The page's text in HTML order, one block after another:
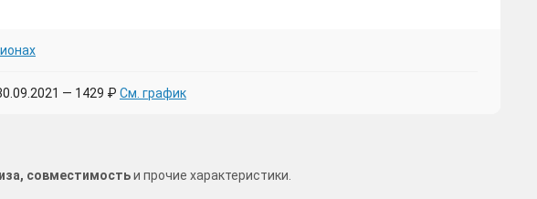
— 1429 ₽ См. график
совместимостьи прочие характеристики.